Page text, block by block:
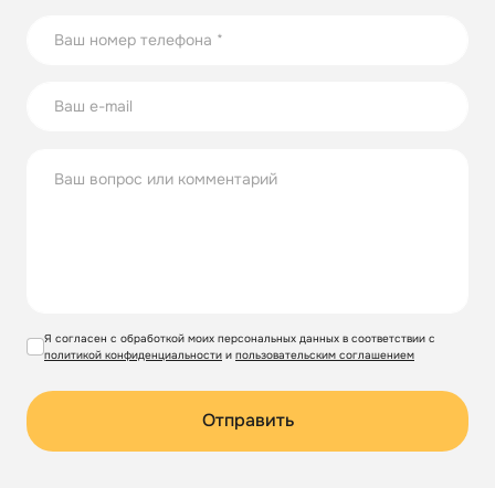
использованию стеклянных бутылок на участке.
Я согласен с обработкой моих персональных данных в соответствии с
политикой конфиденциальности и пользовательским соглашением
Отправить